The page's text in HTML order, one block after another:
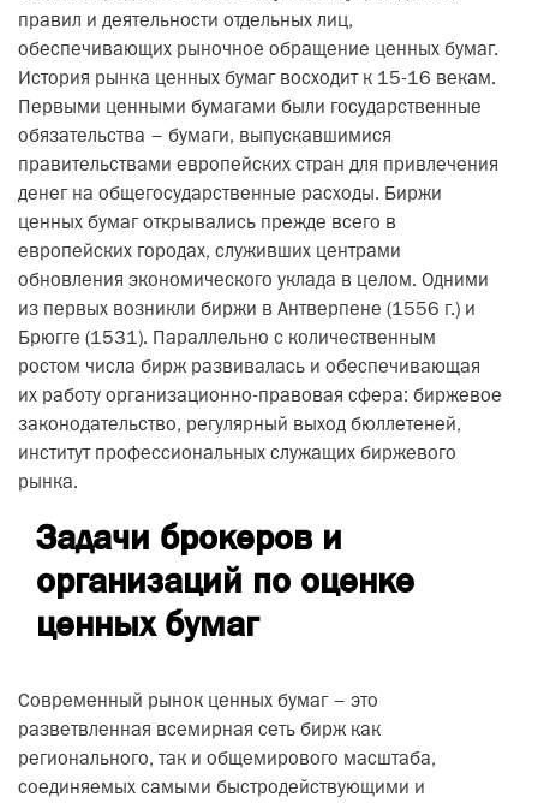
правил и деятельности отдельных лиц,
обеспечивающих рыночное обращение ценных бумаг.
История рынка ценных бумаг восходит к 15-16 векам.
Первыми ценными бумагами были государственные
обязательства – бумаги, выпускавшимися
правительствами европейских стран для привлечения
денег на общегосударственные расходы. Биржи
ценных бумаг открывались прежде всего в
европейских городах, служивших центрами
обновления экономического уклада в целом. Одними
из первых возникли биржи в Антверпене (1556 г.) и
Брюгге (1531). Параллельно с количественным
ростом числа бирж развивалась и обеспечивающая
их работу организационно-правовая сфера: биржевое
законодательство, регулярный выход бюллетеней,
институт профессиональных служащих биржевого
рынка.
Задачи брокеров и
организаций по оценке
ценных бумаг
Современный рынок ценных бумаг – это
разветвленная всемирная сеть бирж как
регионального, так и общемирового масштаба,
соединяемых самыми быстродействующими и